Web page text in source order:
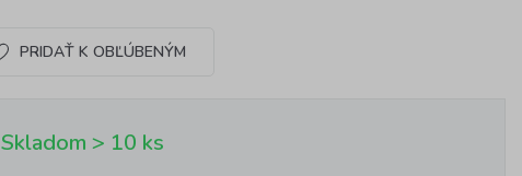
PRIDAŤ K OBĽÚBENÝM
Skladom > 10 ks